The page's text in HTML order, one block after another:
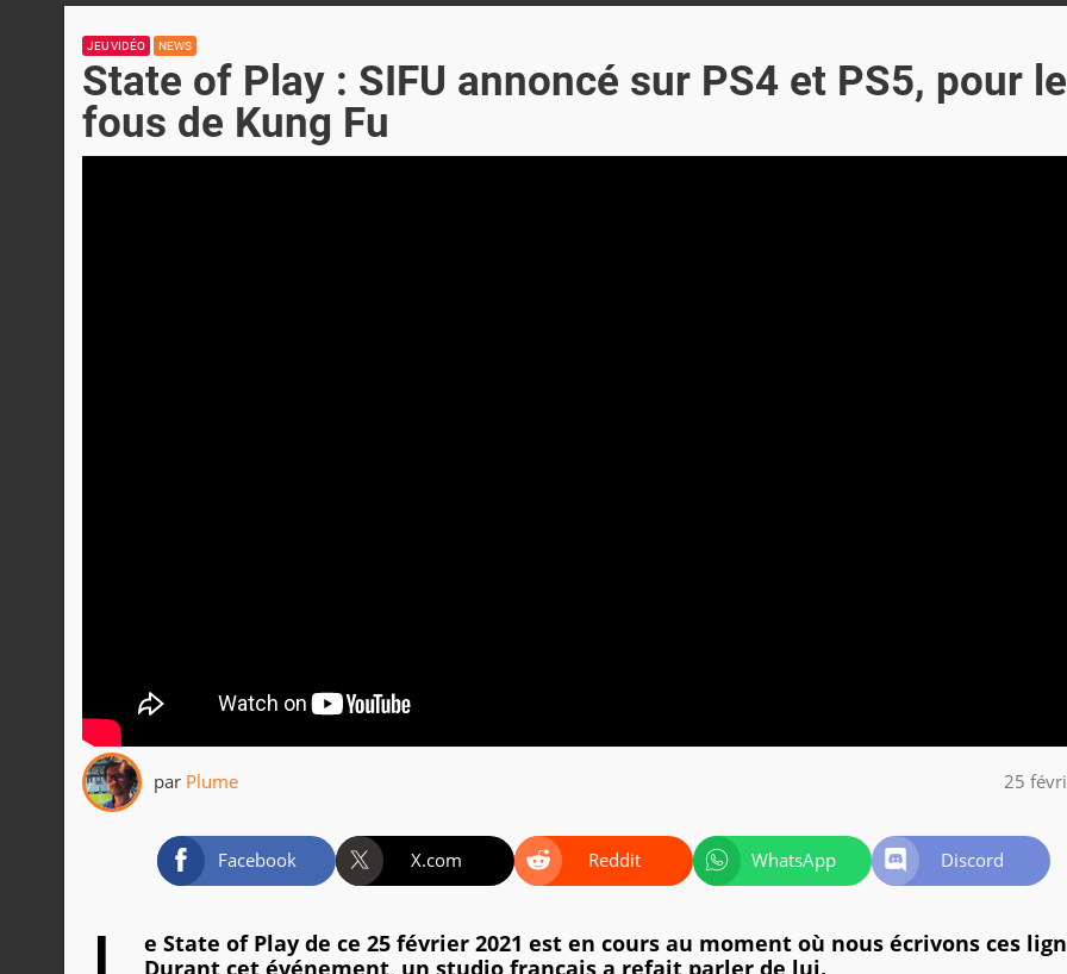
JEU VIDÉO NEWS
State of Play : SIFU annoncé sur PS4 et PS5, pour
fous de Kung Fu
par Plume 25
Facebook X.com Reddit WhatsApp Discord
e State of Play de ce 25 février 2021 est en cours au moment où nous écrivons ces
Durant cet événement, un studio français a refait parler de lui.